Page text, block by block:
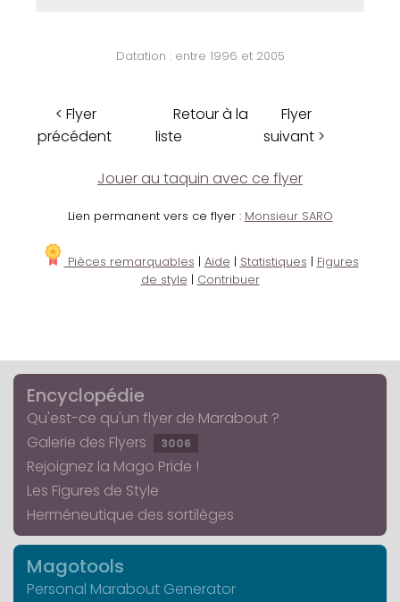
Datation : entre 1996 et 2005
< Flyer
précédent
Retour à la
liste
Flyer
suivant >
Jouer au taquin avec ce flyer
Lien permanent vers ce flyer : Monsieur SARO
Pièces remarquables | Aide | Statistiques | Figures
de style | Contribuer
Encyclopédie
Qu'est-ce qu'un flyer de Marabout ?
Galerie des Flyers
3006
Rejoignez la Mago Pride !
Les Figures de Style
Herméneutique des sortilèges
Magotools
Personal Marabout Generator